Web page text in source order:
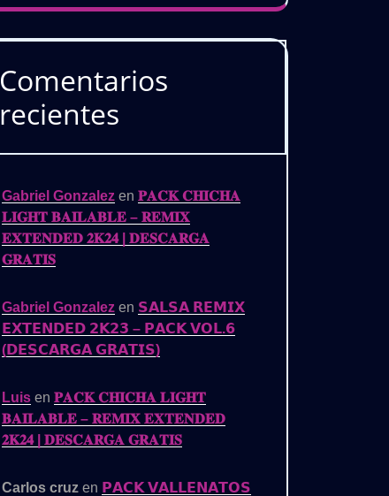
Comentarios
recientes
Gabriel Gonzalez en 𝐏𝐀𝐂𝐊 𝐂𝐇𝐈𝐂𝐇𝐀
𝐋𝐈𝐆𝐇𝐓 𝐁𝐀𝐈𝐋𝐀𝐁𝐋𝐄 – 𝐑𝐄𝐌𝐈𝐗
𝐄𝐗𝐓𝐄𝐍𝐃𝐄𝐃 𝟐𝐊𝟐𝟒 | 𝐃𝐄𝐒𝐂𝐀𝐑𝐆𝐀
𝐆𝐑𝐀𝐓𝐈𝐒
Gabriel Gonzalez en 𝗦𝗔𝗟𝗦𝗔 𝗥𝗘𝗠𝗜𝗫
𝗘𝗫𝗧𝗘𝗡𝗗𝗘𝗗 𝟮𝗞𝟮𝟯 – 𝗣𝗔𝗖𝗞 𝗩𝗢𝗟.𝟲
(𝗗𝗘𝗦𝗖𝗔𝗥𝗚𝗔 𝗚𝗥𝗔𝗧𝗜𝗦)
Luis en 𝐏𝐀𝐂𝐊 𝐂𝐇𝐈𝐂𝐇𝐀 𝐋𝐈𝐆𝐇𝐓
𝐁𝐀𝐈𝐋𝐀𝐁𝐋𝐄 – 𝐑𝐄𝐌𝐈𝐗 𝐄𝐗𝐓𝐄𝐍𝐃𝐄𝐃
𝟐𝐊𝟐𝟒 | 𝐃𝐄𝐒𝐂𝐀𝐑𝐆𝐀 𝐆𝐑𝐀𝐓𝐈𝐒
Carlos cruz en 𝗣𝗔𝗖𝗞 𝗩𝗔𝗟𝗟𝗘𝗡𝗔𝗧𝗢𝗦